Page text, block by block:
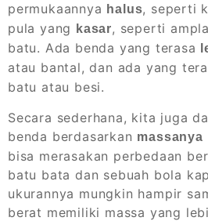
permukaannya halus, seperti
pula yang
kasar, seperti
batu. Ada benda yang terasa
atau bantal, dan ada yang
batu atau besi.
Secara sederhana, kita juga
benda berdasarkan massanya
bisa merasakan perbedaan
batu bata dan sebuah bola
ukurannya mungkin hampir
berat memiliki massa yang